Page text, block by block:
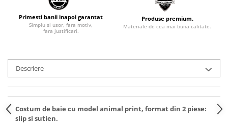
Primesti banii inapoi garantat
Simplu si usor, fara motiv,
fara justificari.
Produse premium.
Materiale de cea mai buna calitate.
Descriere
Costum de baie cu model animal print, format din 2 piese:
slip si sutien.